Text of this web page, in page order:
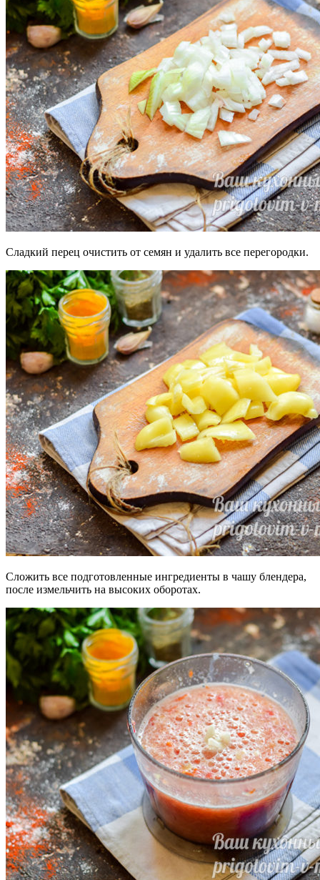
Сладкий перец очистить от семян и удалить все перегородки.
Сложить все подготовленные ингредиенты в чашу блендера,
после измельчить на высоких оборотах.